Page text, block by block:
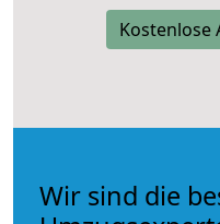
Kostenlose
Wir sind die